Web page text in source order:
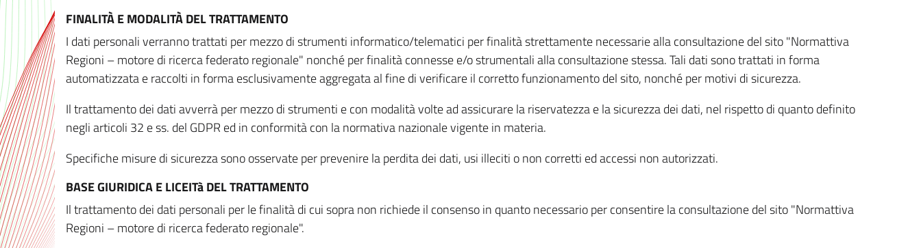
FINALITÀ E MODALITÀ DEL TRATTAMENTO
I dati personali verranno trattati per mezzo di strumenti informatico/telematici per finalità strettamente necessarie alla consultazione del sito "Normattiva
Regioni – motore di ricerca federato regionale" nonché per finalità connesse e/o strumentali alla consultazione stessa. Tali dati sono trattati in forma
automatizzata e raccolti in forma esclusivamente aggregata al fine di verificare il corretto funzionamento del sito, nonché per motivi di sicurezza.
Il trattamento dei dati avverrà per mezzo di strumenti e con modalità volte ad assicurare la riservatezza e la sicurezza dei dati, nel rispetto di quanto definito
negli articoli 32 e ss. del GDPR ed in conformità con la normativa nazionale vigente in materia.
Specifiche misure di sicurezza sono osservate per prevenire la perdita dei dati, usi illeciti o non corretti ed accessi non autorizzati.
BASE GIURIDICA E LICEITà DEL TRATTAMENTO
Il trattamento dei dati personali per le finalità di cui sopra non richiede il consenso in quanto necessario per consentire la consultazione del sito "Normattiva
Regioni – motore di ricerca federato regionale".